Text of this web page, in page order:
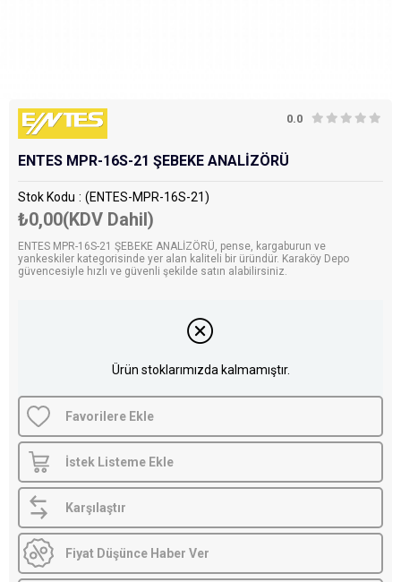
0.0
ENTES MPR-16S-21 ŞEBEKE ANALİZÖRÜ
Stok Kodu (ENTES-MPR-16S-21)
₺0,00(KDV Dahil)
ENTES MPR-16S-21 ŞEBEKE ANALİZÖRÜ, pense, kargaburun ve
yankeskiler kategorisinde yer alan kaliteli bir üründür. Karaköy Depo
güvencesiyle hızlı ve güvenli şekilde satın alabilirsiniz.
Ürün stoklarımızda kalmamıştır.
Favorilere Ekle
İstek Listeme Ekle
Karşılaştır
Fiyat Düşünce Haber Ver